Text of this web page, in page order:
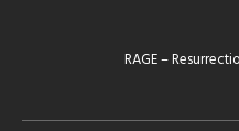
RAGE –